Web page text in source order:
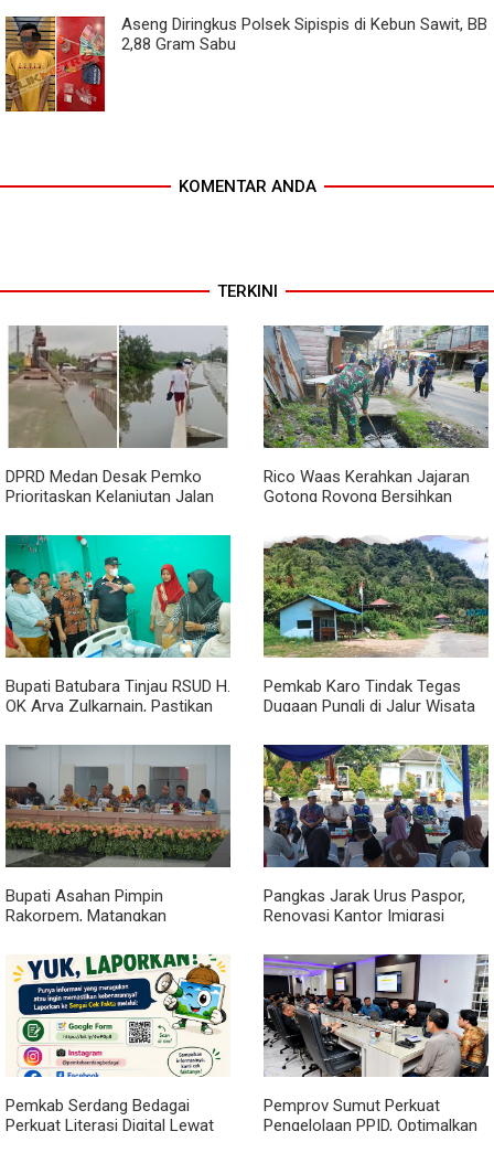
Aseng Diringkus Polsek Sipispis di Kebun Sawit, BB
2,88 Gram Sabu
KOMENTAR ANDA
TERKINI
DPRD Medan Desak Pemko
Prioritaskan Kelanjutan Jalan
Mangkrak
Rico Waas Kerahkan Jajaran
Gotong Royong Bersihkan
Sedimentasi Tebal
Bupati Batubara Tinjau RSUD H.
OK Arya Zulkarnain, Pastikan
Masyarakat Terus Ditingkatkan
Pemkab Karo Tindak Tegas
Dugaan Pungli di Jalur Wisata
Doulu
Bupati Asahan Pimpin
Rakorpem, Matangkan
Efisiensi Anggaran 2027
Pangkas Jarak Urus Paspor,
Renovasi Kantor Imigrasi
Pemkab Serdang Bedagai
Perkuat Literasi Digital Lewat
Pemprov Sumut Perkuat
Pengelolaan PPID, Optimalkan